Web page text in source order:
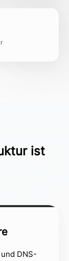
ist
DNS-